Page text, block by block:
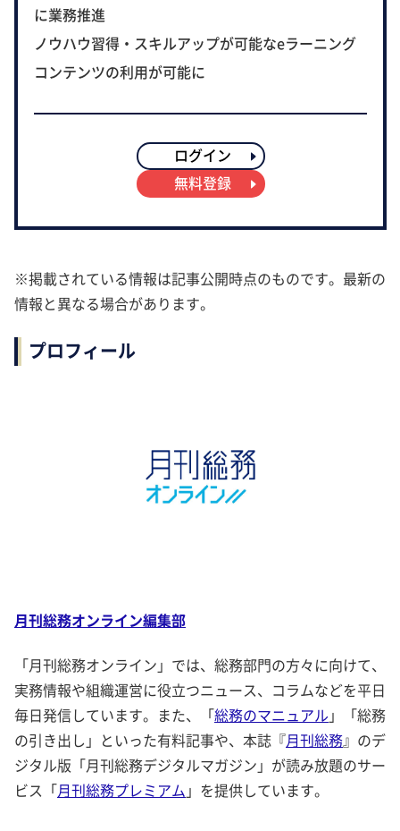
に業務推進
ノウハウ習得・スキルアップが可能なeラーニング
コンテンツの利用が可能に
ログイン
無料登録
※掲載されている情報は記事公開時点のものです。最新の
情報と異なる場合があります。
プロフィール
月刊総務オンライン編集部
「月刊総務オンライン」では、総務部門の方々に向けて、
実務情報や組織運営に役立つニュース、コラムなどを平日
毎日発信しています。また、「総務のマニュアル 」「総務
の引き出し」といった有料記事や、本誌『月刊総務』のデ
ジタル版「月刊総務デジタルマガジン」が読み放題のサー
ビス「月刊総務プレミアム 」を提供しています。